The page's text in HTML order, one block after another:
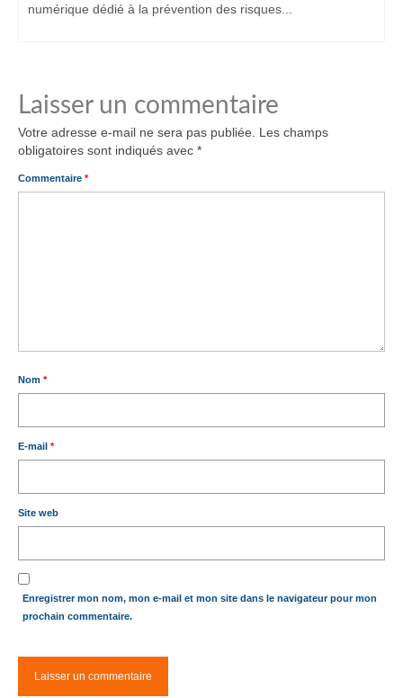
numérique dédié à la prévention des risques...
Laisser un commentaire
Votre adresse e-mail ne sera pas publiée.
Les champs
obligatoires sont indiqués avec *
Commentaire *
Nom *
E-mail *
Site web
Enregistrer mon nom, mon e-mail et mon site dans le navigateur pour mon
prochain commentaire.